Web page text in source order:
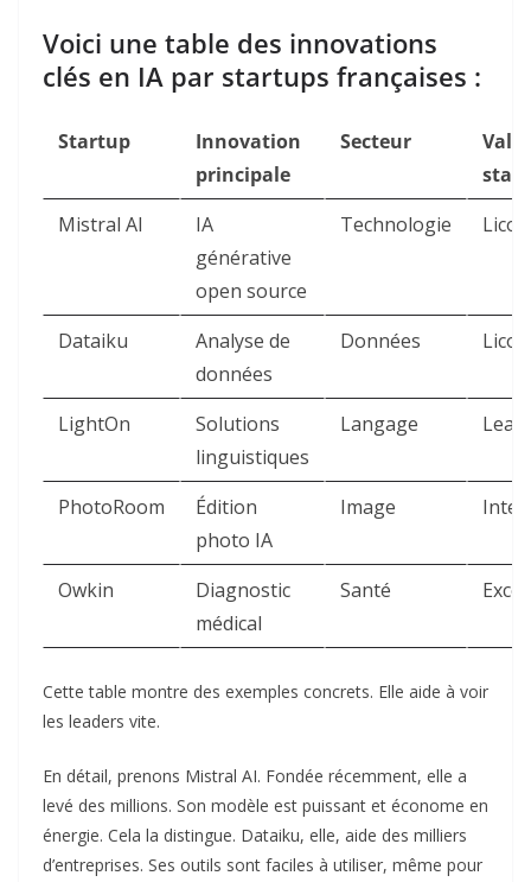
Voici une table des innovations
clés en IA par startups françaises :
Startup
Innovation
principale
Secteur
Mistral AI
IA
générative
open source
Technologie
Dataiku
Analyse de
données
Données
LightOn
Solutions
linguistiques
Langage
PhotoRoom
Édition
photo IA
Image
Owkin
Diagnostic
médical
Santé
Cette table montre des exemples concrets. Elle aide à voir
les leaders vite.
En détail, prenons Mistral AI. Fondée récemment, elle a
levé des millions. Son modèle est puissant et économe en
énergie. Cela la distingue. Dataiku, elle, aide des milliers
d’entreprises. Ses outils sont faciles à utiliser, même pour